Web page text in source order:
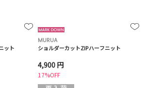
ット
MURUA
ショルダーカットZIPハーフニット
4,900 円
17%OFF